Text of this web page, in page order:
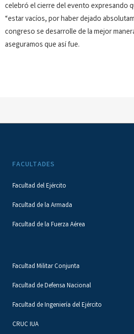
celebró el cierre del evento expresando
“estar vacíos, por haber dejado
congreso se desarrolle de la mejor
aseguramos que así fue.
FACULTADES
Facultad del Ejército
Facultad de la Armada
Facultad de la Fuerza Aérea
Facultad Militar Conjunta
Facultad de Defensa Nacional
Facultad de Ingeniería del Ejército
CRUC IUA